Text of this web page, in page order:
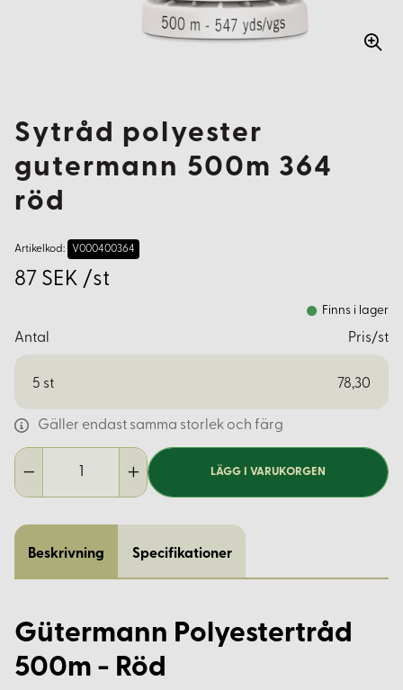
Sytråd polyester
gutermann 500m 364
röd
Artikelkod: V000400364
87 SEK /st
Finns i lager
Antal Pris/st
5 st 78,30
Gäller endast samma storlek och färg
LÄGG I VARUKORGEN
Beskrivning Specifikationer
Gütermann Polyestertråd
500m - Röd